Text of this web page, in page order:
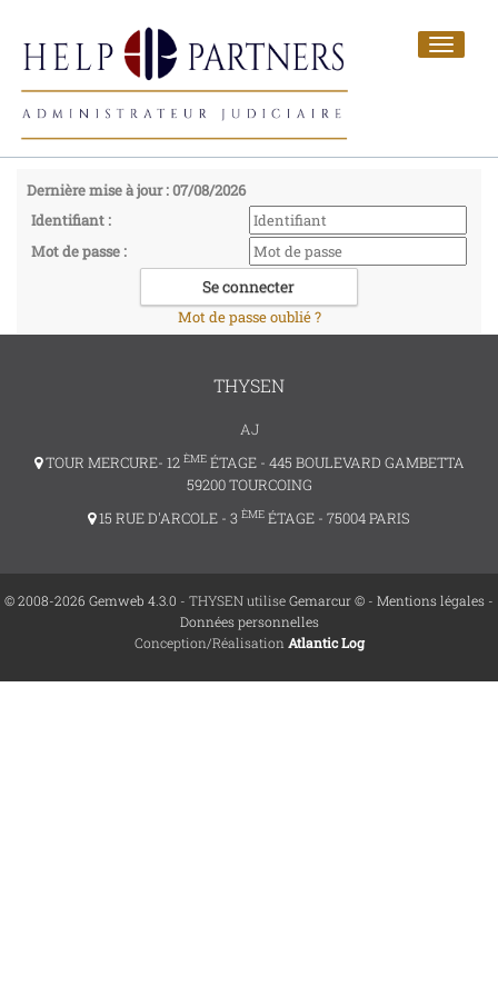
Toggle
Dernière mise à jour : 07/08/2026
Identifiant :
Mot de passe :
Mot de passe oublié ?
THYSEN
AJ
TOUR MERCURE- 12 ÈMEÉTAGE - 445 BOULEVARD GAMBETTA
59200 TOURCOING
15 RUE D'ARCOLE - 3 ÈME ÉTAGE - 75004 PARIS
© 2008-2026 Gemweb 4.3.0 - THYSEN utiliseGemarcur © - Mentions légales -
Données personnelles
Conception/Réalisation Atlantic Log